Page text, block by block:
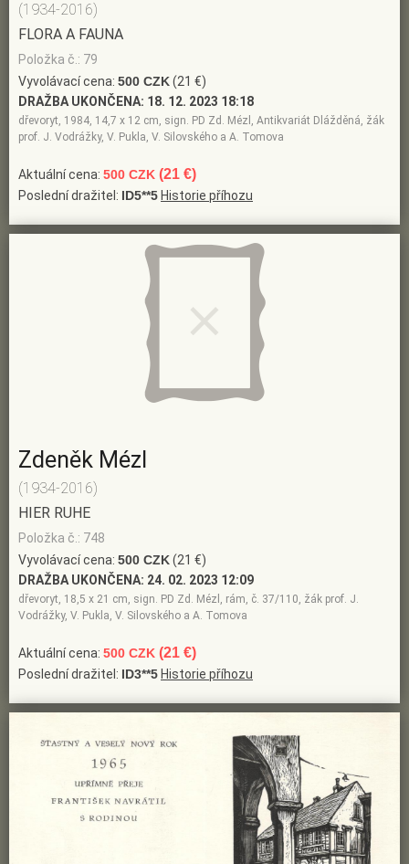
(1934-2016)
FLORA A FAUNA
Položka č.: 79
Vyvolávací cena: 500 CZK(21 €)
DRAŽBA UKONČENA: 18. 12. 2023 18:18
dřevoryt, 1984, 14,7 x 12 cm, sign. PD Zd. Mézl, Antikvariát Dlážděná, žák
prof. J. Vodrážky, V. Pukla, V. Silovského a A. Tomova
Aktuální cena: 500 CZK (21 €)
Poslední dražitel: ID5**5 Historie příhozu
Zdeněk Mézl
(1934-2016)
HIER RUHE
Položka č.: 748
Vyvolávací cena: 500 CZK(21 €)
DRAŽBA UKONČENA: 24. 02. 2023 12:09
dřevoryt, 18,5 x 21 cm, sign. PD Zd. Mézl, rám, č. 37/110, žák prof. J.
Vodrážky, V. Pukla, V. Silovského a A. Tomova
Aktuální cena: 500 CZK (21 €)
Poslední dražitel: ID3**5 Historie příhozu